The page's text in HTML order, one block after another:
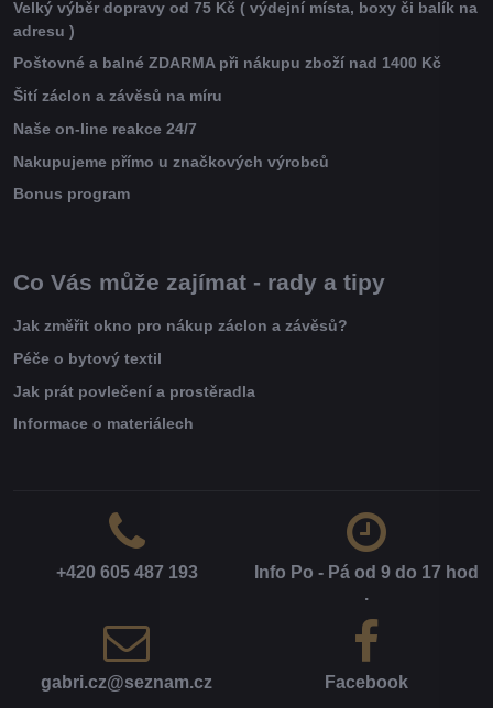
Velký výběr dopravy od 75 Kč ( výdejní místa, boxy či balík na
adresu )
Poštovné a balné ZDARMA při nákupu zboží nad 1400 Kč
Šití záclon a závěsů na míru
Naše on-line reakce 24/7
Nakupujeme přímo u značkových výrobců
Bonus program
Co Vás může zajímat - rady a tipy
Jak změřit okno pro nákup záclon a závěsů?
Péče o bytový textil
Jak prát povlečení a prostěradla
Informace o materiálech
+420 605 487 193
Info Po - Pá od 9 do 17 hod​
.
gabri​.cz​@seznam​.cz Facebook